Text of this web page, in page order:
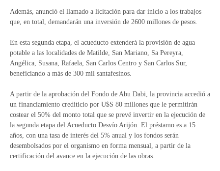
Además, anunció el llamado a licitación para dar inicio a los trabajos
que, en total, demandarán una inversión de 2600 millones de pesos.
En esta segunda etapa, el acueducto extenderá la provisión de agua
potable a las localidades de Matilde, San Mariano, Sa Pereyra,
Angélica, Susana, Rafaela, San Carlos Centro y San Carlos Sur,
beneficiando a más de 300 mil santafesinos.
A partir de la aprobación del Fondo de Abu Dabi, la provincia accedió a
un financiamiento crediticio por U$S 80 millones que le permitirán
costear el 50% del monto total que se prevé invertir en la ejecución de
la segunda etapa del Acueducto Desvío Arijón. El préstamo es a 15
años, con una tasa de interés del 5% anual y los fondos serán
desembolsados por el organismo en forma mensual, a partir de la
certificación del avance en la ejecución de las obras.